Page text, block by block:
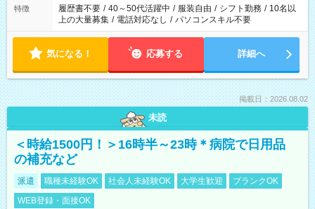
特徴 履歴書不要 / 40～50代活躍中 / 服装自由 / シフト勤務 / 10名以
上の大量募集 / 電話対応なし / パソコンスキル不要
気になる！ 応募する 詳細へ
掲載日：2026.08.02
未読
＜時給1500円！＞16時半～23時＊病院で日用品
の補充など
派遣 職種未経験OK 社会人未経験OK 大学生歓迎
ブランクOK
WEB登録・面接OK